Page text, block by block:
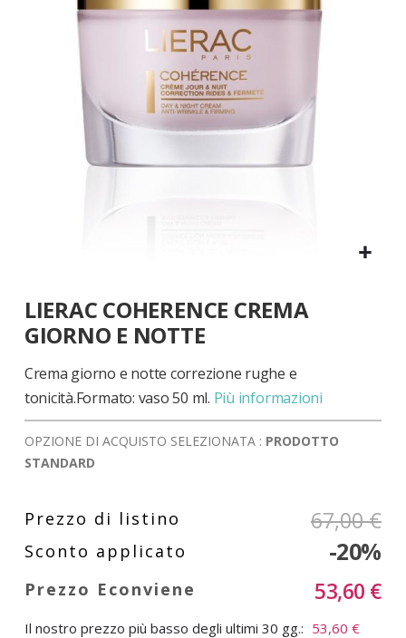
immagini
all'inizio
della
galleria
di
immagini
LIERAC COHERENCE CREMA
GIORNO E NOTTE
Crema giorno e notte correzione rughe e
tonicità.Formato: vaso 50 ml. Più informazioni
OPZIONE DI ACQUISTO SELEZIONATA : PRODOTTO
STANDARD
67,00 €
-20%
53,60 €
Il nostro prezzo più basso degli ultimi 30 gg.: 53,60 €